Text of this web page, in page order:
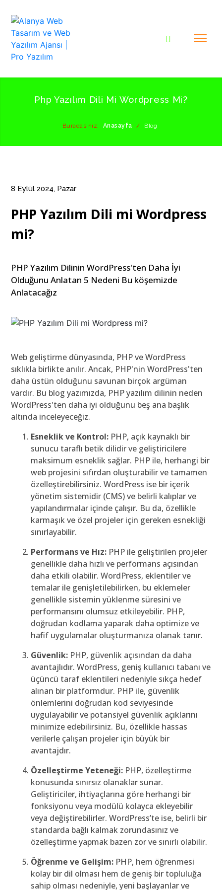
Php Yazılım Dili Mi Wordpress Mi?
Buradasınız: Anasayfa / Blog
8 Eylül 2024, Pazar
PHP Yazılım Dili mi Wordpress
mi?
PHP Yazılım Dilinin WordPress'ten Daha İyi
Olduğunu Anlatan 5 Nedeni Bu köşemizde
Anlatacağız
Web geliştirme dünyasında, PHP ve WordPress
sıklıkla birlikte anılır. Ancak, PHP'nin WordPress'ten
daha üstün olduğunu savunan birçok argüman
vardır. Bu blog yazımızda, PHP yazılım dilinin neden
WordPress'ten daha iyi olduğunu beş ana başlık
altında inceleyeceğiz.
Esneklik ve Kontrol: PHP, açık kaynaklı bir
sunucu taraflı betik dilidir ve geliştiricilere
maksimum esneklik sağlar. PHP ile, herhangi bir
web projesini sıfırdan oluşturabilir ve tamamen
özelleştirebilirsiniz. WordPress ise bir içerik
yönetim sistemidir (CMS) ve belirli kalıplar ve
yapılandırmalar içinde çalışır. Bu da, özellikle
karmaşık ve özel projeler için gereken esnekliği
sınırlayabilir.
Performans ve Hız: PHP ile geliştirilen projeler
genellikle daha hızlı ve performans açısından
daha etkili olabilir. WordPress, eklentiler ve
temalar ile genişletilebilirken, bu eklemeler
genellikle sistemin yüklenme süresini ve
performansını olumsuz etkileyebilir. PHP,
doğrudan kodlama yaparak daha optimize ve
hafif uygulamalar oluşturmanıza olanak tanır.
Güvenlik: PHP, güvenlik açısından da daha
avantajlıdır. WordPress, geniş kullanıcı tabanı ve
üçüncü taraf eklentileri nedeniyle sıkça hedef
alınan bir platformdur. PHP ile, güvenlik
önlemlerini doğrudan kod seviyesinde
uygulayabilir ve potansiyel güvenlik açıklarını
minimize edebilirsiniz. Bu, özellikle hassas
verilerle çalışan projeler için büyük bir
avantajdır.
Özelleştirme Yeteneği: PHP, özelleştirme
konusunda sınırsız olanaklar sunar.
Geliştiriciler, ihtiyaçlarına göre herhangi bir
fonksiyonu veya modülü kolayca ekleyebilir
veya değiştirebilirler. WordPress’te ise, belirli bir
standarda bağlı kalmak zorundasınız ve
özelleştirme yapmak bazen zor ve sınırlı olabilir.
Öğrenme ve Gelişim: PHP, hem öğrenmesi
kolay bir dil olması hem de geniş bir topluluğa
sahip olması nedeniyle, yeni başlayanlar ve